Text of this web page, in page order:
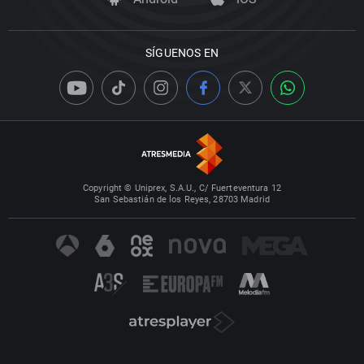
SÍGUENOS EN
Copyright © Uniprex, S.A.U., C/ Fuerteventura 12
San Sebastián de los Reyes, 28703 Madrid